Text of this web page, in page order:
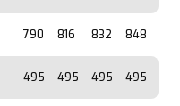
790 816 832 848
495 495 495 495